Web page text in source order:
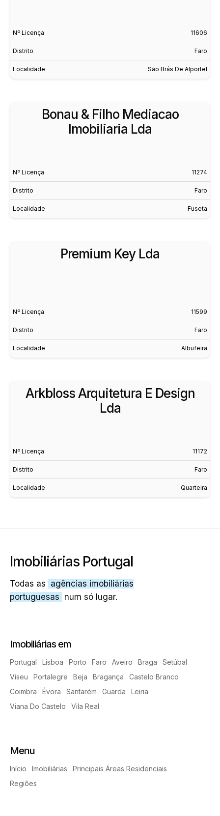
Nº Licença 11606
Distrito Faro
Localidade São Brás De Alportel
Bonau & Filho Mediacao
Imobiliaria Lda
Nº Licença 11274
Distrito Faro
Localidade Fuseta
Premium Key Lda
Nº Licença 11599
Distrito Faro
Localidade Albufeira
Arkbloss Arquitetura E Design
Lda
Nº Licença 11172
Distrito Faro
Localidade Quarteira
Imobiliárias Portugal
Todas as agências imobiliárias
portuguesas num só lugar.
Imobiliárias em
Portugal Lisboa Porto Faro Aveiro Braga
Setúbal
Viseu
Portalegre Beja Bragança
Castelo Branco
Coimbra
Évora Santarém Guarda
Leiria
Viana Do Castelo
Vila Real
Menu
Início Imobiliárias
Principais Áreas Residenciais
Regiões